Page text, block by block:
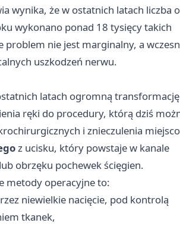
wynika, że w ostatnich latach liczba
wykonano ponad 18 tysięcy takich
problem nie jest marginalny, a
uszkodzeń nerwu.
latach ogromną transformację
ręki do procedury, którą dziś
i znieczulenia
z ucisku, który powstaje w kanale
obrzęku pochewek ścięgien.
metody operacyjne to:
niewielkie nacięcie, pod kontrolą
tkanek,